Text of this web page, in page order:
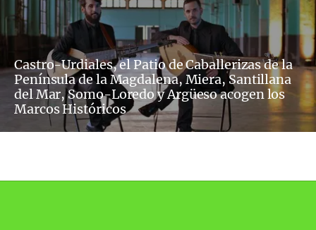
Castro-Urdiales, el Patio de Caballerizas de la
Península de la Magdalena, Miera, Santillana
del Mar, Somo-Loredo y Argüeso acogen los
Marcos Históricos